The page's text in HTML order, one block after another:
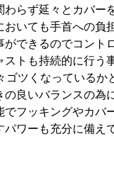
わらず延々とカバー
おいても手首への負
ができるのでコント
ストも持続的に行う
ゴツくなっているか
良いバランスの為
でフッキングやカバ
ワーも充分に備え